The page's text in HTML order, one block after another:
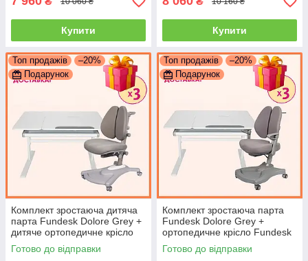
Купити Купити
Топ продажів
–20%
Подарунок
Комплект зростаюча дитяча
парта Fundesk Dolore Grey +
дитяче ортопедичне крісло
Fundesk Fortuna Grey для
школяра
Готово до відправки
Топ продажів
–20%
Подарунок
Комплект зростаюча парта
Fundesk Dolore Grey +
ортопедичне крісло Fundesk
Leone Grey для школяра
Готово до відправки